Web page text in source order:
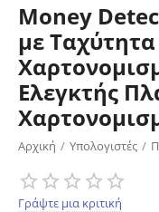
Money
με
Ελεγκτής
Αρχική / Υπολογιστές /
Γράψτε μια κριτική
45%